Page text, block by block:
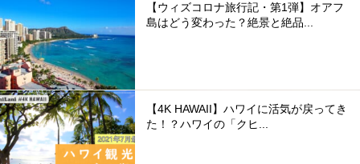
【ウィズコロナ旅行記・第1弾】オアフ
島はどう変わった？絶景と絶品...
【4K HAWAII】ハワイに活気が戻ってき
た！？ハワイの「クヒ...